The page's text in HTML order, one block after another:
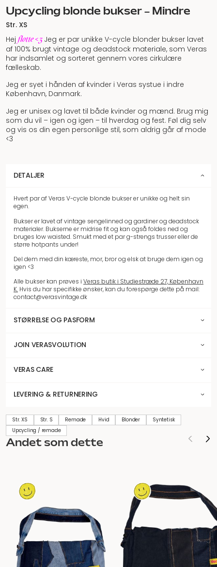
Upcycling blonde bukser – Mindre
Str. XS
Hej flotte <3 Jeg er par unikke V-cycle blonder bukser lavet
af 100% brugt vintage og deadstock materiale, som Veras
har indsamlet og sorteret gennem vores cirkulære
fælleskab.
Jeg er syet i hånden af kvinder i Veras systue i indre
København, Danmark.
Jeg er unisex og lavet til både kvinder og mænd. Brug mig
som du vil – igen og igen – til hverdag og fest. Føl dig selv
og vis os din egen personlige stil, som aldrig går af mode
<3
DETALJER
Hvert par af Veras V-cycle blonde bukser er unikke og helt sin
egen.
Bukser er lavet af vintage sengelinned og gardiner og deadstock
materialer. Bukserne er midrise fit og kan også foldes ned og
bruges low waisted. Smukt med et par g-strengs trusser eller de
større hotpants under!
Del dem med din kæreste, mor, bror og elsk at bruge dem igen og
igen <3
Alle bukser kan prøves i Veras butik i Studiestræde 27, København
K. Hvis du har specifikke ønsker, kan du forespørge dette på mail:
contact@verasvintage.dk
STØRRELSE OG PASFORM
JOIN VERASVOLUTION
VERAS CARE
LEVERING & RETURNERING
Str. XS Str. S Remade Hvid Blonder
Syntetisk
Upcycling / remade
Andet som dette